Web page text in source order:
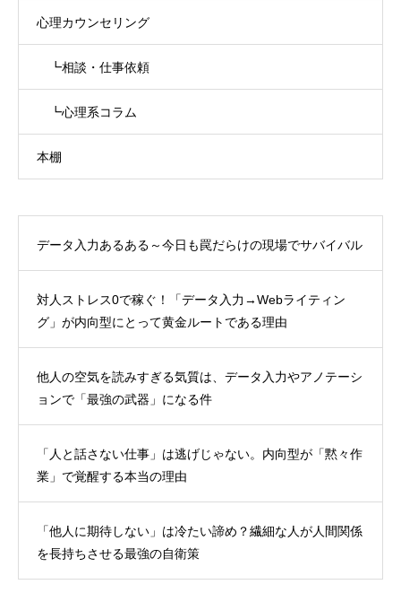
心理カウンセリング
┗相談・仕事依頼
┗心理系コラム
本棚
データ入力あるある～今日も罠だらけの現場でサバイバル
対人ストレス0で稼ぐ！「データ入力→Webライティン
グ」が内向型にとって黄金ルートである理由
他人の空気を読みすぎる気質は、データ入力やアノテーシ
ョンで「最強の武器」になる件
「人と話さない仕事」は逃げじゃない。内向型が「黙々作
業」で覚醒する本当の理由
「他人に期待しない」は冷たい諦め？繊細な人が人間関係
を長持ちさせる最強の自衛策